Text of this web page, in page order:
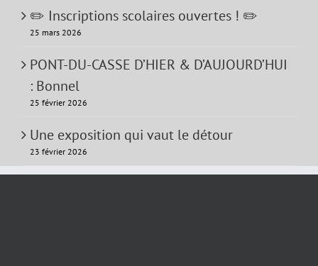
✏️ Inscriptions scolaires ouvertes ! ✏️
25 mars 2026
PONT-DU-CASSE D’HIER & D’AUJOURD’HUI
: Bonnel
25 février 2026
Une exposition qui vaut le détour
23 février 2026